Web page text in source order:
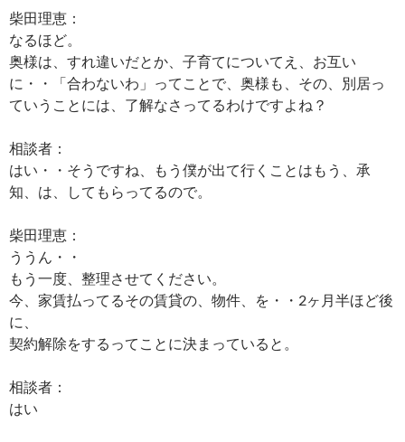
柴田理恵：
なるほど。
奥様は、すれ違いだとか、子育てについてえ、お互い
に・・「合わないわ」ってことで、奥様も、その、別居っ
ていうことには、了解なさってるわけですよね？
相談者：
はい・・そうですね、もう僕が出て行くことはもう、承
知、は、してもらってるので。
柴田理恵：
ううん・・
もう一度、整理させてください。
今、家賃払ってるその賃貸の、物件、を・・2ヶ月半ほど後
に、
契約解除をするってことに決まっていると。
相談者：
はい